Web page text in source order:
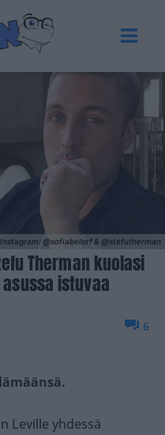
@sofiabelorf & @stefutherman
Therman kuolasi
istuvaa
6
Leville yhdessä